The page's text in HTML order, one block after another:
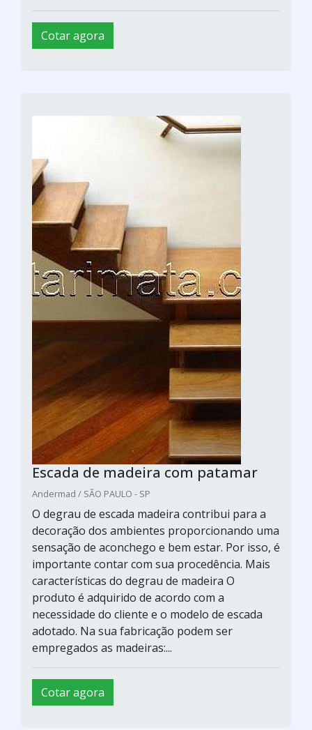
Cotar agora
Escada de madeira com patamar
Andermad / SÃO PAULO - SP
O degrau de escada madeira contribui para a
decoração dos ambientes proporcionando uma
sensação de aconchego e bem estar. Por isso, é
importante contar com sua procedência. Mais
características do degrau de madeira O
produto é adquirido de acordo com a
necessidade do cliente e o modelo de escada
adotado. Na sua fabricação podem ser
empregados as madeiras:...
Cotar agora